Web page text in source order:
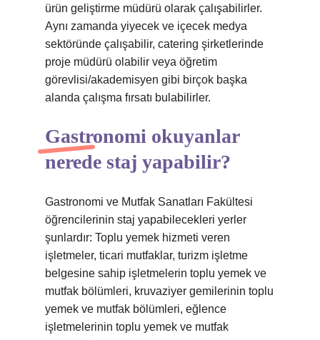
ürün geliştirme müdürü olarak çalışabilirler.
Aynı zamanda yiyecek ve içecek medya
sektöründe çalışabilir, catering şirketlerinde
proje müdürü olabilir veya öğretim
görevlisi/akademisyen gibi birçok başka
alanda çalışma fırsatı bulabilirler.
Gastronomi okuyanlar
nerede staj yapabilir?
Gastronomi ve Mutfak Sanatları Fakültesi
öğrencilerinin staj yapabilecekleri yerler
şunlardır: Toplu yemek hizmeti veren
işletmeler, ticari mutfaklar, turizm işletme
belgesine sahip işletmelerin toplu yemek ve
mutfak bölümleri, kruvaziyer gemilerinin toplu
yemek ve mutfak bölümleri, eğlence
işletmelerinin toplu yemek ve mutfak